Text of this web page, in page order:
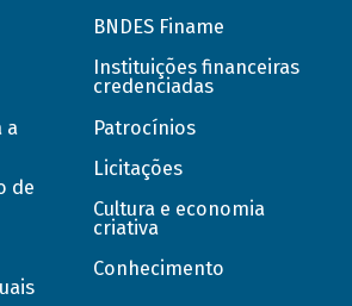
a
de
BNDES Finame
Instituições financeiras
credenciadas
Patrocínios
Licitações
Cultura e economia
criativa
Conhecimento